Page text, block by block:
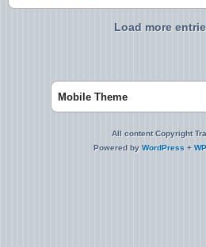
Load more
Mobile Theme
All content Copyright
Powered by WordPress +